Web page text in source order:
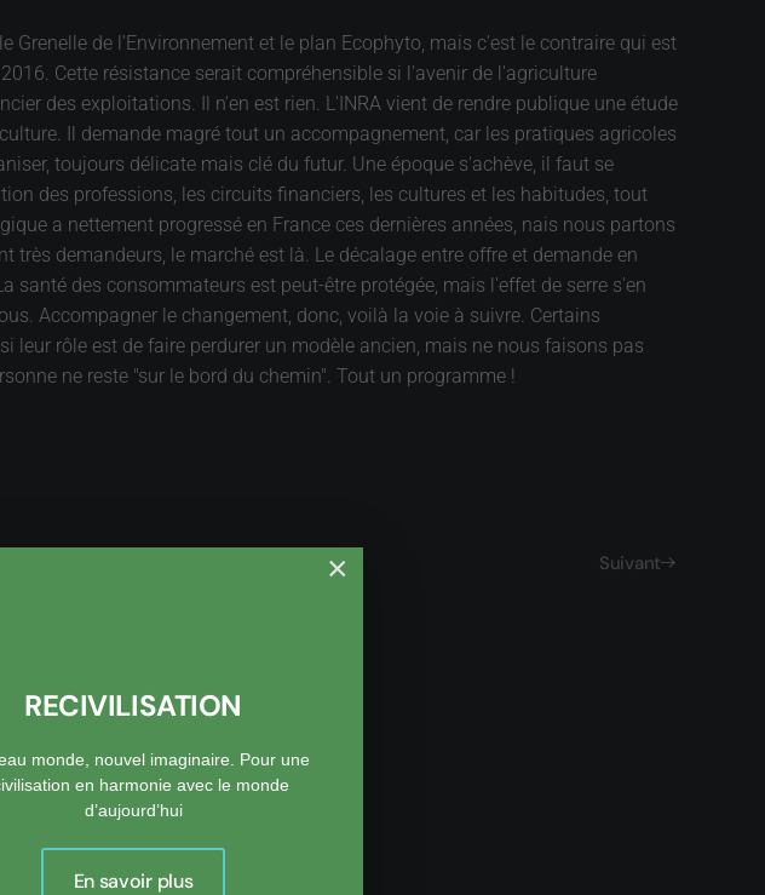
de l'Environnement et le plan Ecophyto, mais c'est le contraire qui est
Cette résistance serait compréhensible si l'avenir de l'agriculture
des exploitations. Il n'en est rien. L'INRA vient de rendre publique une étude
Il demande magré tout un accompagnement, car les pratiques agricoles
toujours délicate mais clé du futur. Une époque s'achève, il faut se
des professions, les circuits financiers, les cultures et les habitudes, tout
a nettement progressé en France ces dernières années, nais nous partons
demandeurs, le marché est là. Le décalage entre offre et demande en
des consommateurs est peut-être protégée, mais l'effet de serre s'en
Accompagner le changement, donc, voilà la voie à suivre. Certains
rôle est de faire perdurer un modèle ancien, mais ne nous faisons pas
ne reste "sur le bord du chemin". Tout un programme !
Suivant
×
RECIVILISATION
monde, nouvel imaginaire. Pour une
en harmonie avec le monde
d’aujourd’hui
En savoir plus